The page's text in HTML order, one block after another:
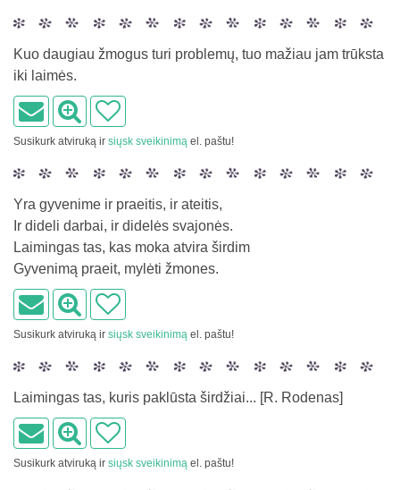
Kuo daugiau žmogus turi problemų, tuo mažiau jam trūksta
iki laimės.
Susikurk atviruką ir siųsk sveikinimą el. paštu!
Yra gyvenime ir praeitis, ir ateitis,
Ir dideli darbai, ir didelės svajonės.
Laimingas tas, kas moka atvira širdim
Gyvenimą praeit, mylėti žmones.
Susikurk atviruką ir siųsk sveikinimą el. paštu!
Laimingas tas, kuris paklūsta širdžiai... [R. Rodenas]
Susikurk atviruką ir siųsk sveikinimą el. paštu!